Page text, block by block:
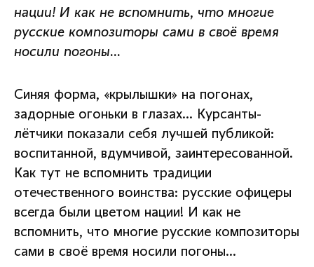
нации! И как не вспомнить, что многие
русские композиторы сами в своё время
носили погоны…
Синяя форма, «крылышки» на погонах,
задорные огоньки в глазах… Курсанты-
лётчики показали себя лучшей публикой:
воспитанной, вдумчивой, заинтересованной.
Как тут не вспомнить традиции
отечественного воинства: русские офицеры
всегда были цветом нации! И как не
вспомнить, что многие русские композиторы
сами в своё время носили погоны…